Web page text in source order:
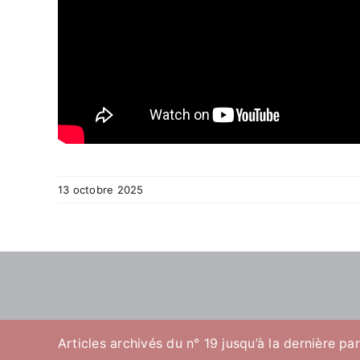
13 octobre 2025
Articles archivés du n° 19 jusqu’à la dernière